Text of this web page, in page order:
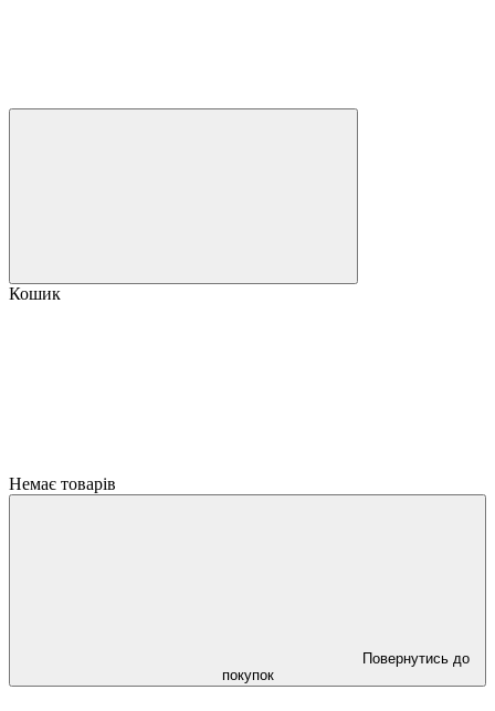
Кошик
Немає товарів
Повернутись до
покупок